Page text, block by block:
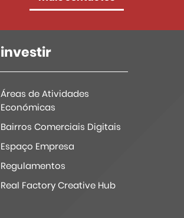
investir
Áreas de Atividades
Económicas
Bairros Comerciais Digitais
Espaço Empresa
Regulamentos
Real Factory Creative Hub